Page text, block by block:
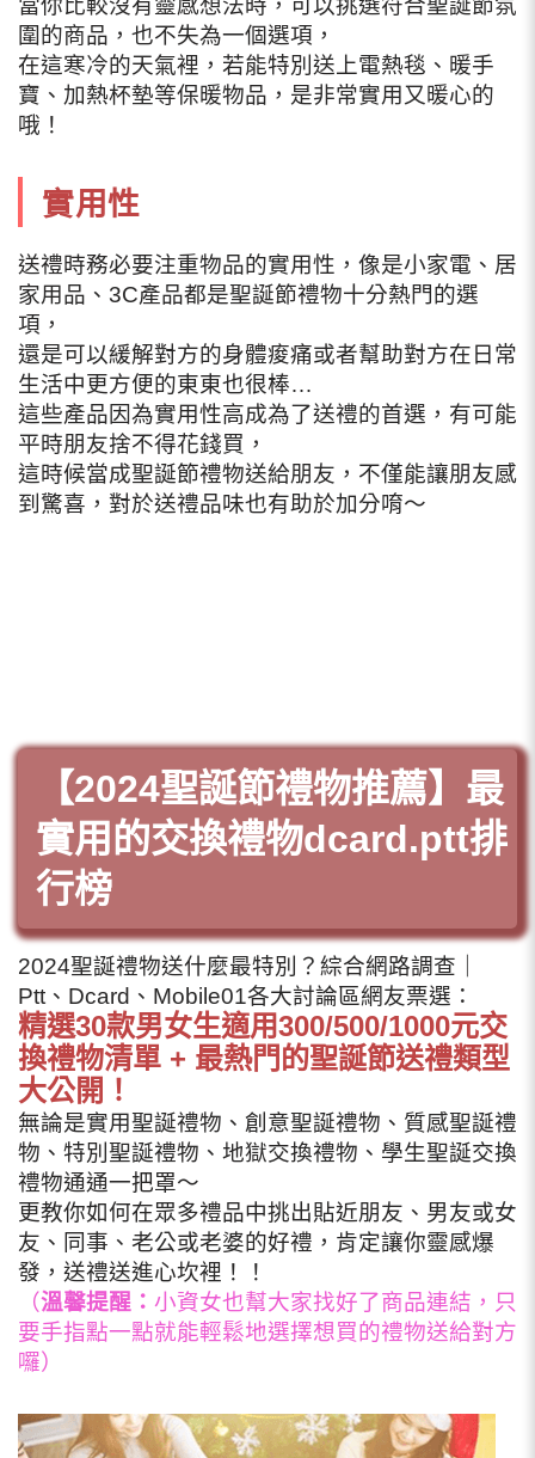
當你比較沒有靈感想法時，可以挑選符合聖誕節氛
圍的商品，也不失為一個選項，
在這寒冷的天氣裡，若能特別送上電熱毯、暖手
寶、加熱杯墊等保暖物品，是非常實用又暖心的
哦！
實用性
送禮時務必要注重物品的實用性，像是小家電、居
家用品、3C產品都是聖誕節禮物十分熱門的選
項，
還是可以緩解對方的身體痠痛或者幫助對方在日常
生活中更方便的東東也很棒…
這些產品因為實用性高成為了送禮的首選，有可能
平時朋友捨不得花錢買，
這時候當成聖誕節禮物送給朋友，不僅能讓朋友感
到驚喜，對於送禮品味也有助於加分唷～
【2024聖誕節禮物推薦】最
實用的交換禮物dcard.ptt排
行榜
2024聖誕禮物送什麼最特別？綜合網路調查｜
Ptt、Dcard、Mobile01各大討論區網友票選：
精選30款男女生適用300/500/1000元交
換禮物清單 + 最熱門的聖誕節送禮類型
大公開！
無論是實用聖誕禮物、創意聖誕禮物、質感聖誕禮
物、特別聖誕禮物、地獄交換禮物、學生聖誕交換
禮物通通一把罩～
更教你如何在眾多禮品中挑出貼近朋友、男友或女
友、同事、老公或老婆的好禮，肯定讓你靈感爆
發，送禮送進心坎裡！！
（溫馨提醒： 小資女也幫大家找好了商品連結，只
要手指點一點就能輕鬆地選擇想買的禮物送給對方
囉）